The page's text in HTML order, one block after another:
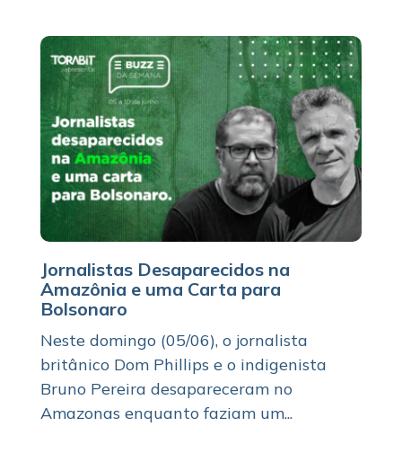
Jornalistas Desaparecidos na
Amazônia e uma Carta para
Bolsonaro
Neste domingo (05/06), o jornalista
britânico Dom Phillips e o indigenista
Bruno Pereira desapareceram no
Amazonas enquanto faziam um...